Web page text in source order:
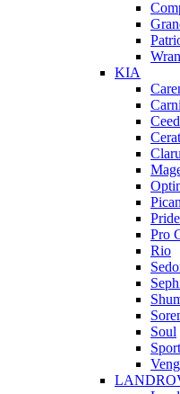
KIA
Ceed
Pride
Pro
Rio
Soul